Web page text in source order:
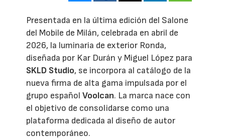
Presentada en la última edición del Salone
del Mobile de Milán, celebrada en abril de
2026, la luminaria de exterior Ronda,
diseñada por Kar Durán y Miguel López para
SKLD Studio, se incorpora al catálogo de la
nueva firma de alta gama impulsada por el
grupo españolVoolcan. La marca nace con
el objetivo de consolidarse como una
plataforma dedicada al diseño de autor
contemporáneo.